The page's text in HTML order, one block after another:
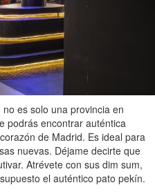
es solo una provincia en
podrás encontrar auténtica
de Madrid. Es ideal para
nuevas. Déjame decirte que
Atrévete con sus dim sum,
el auténtico pato pekín.